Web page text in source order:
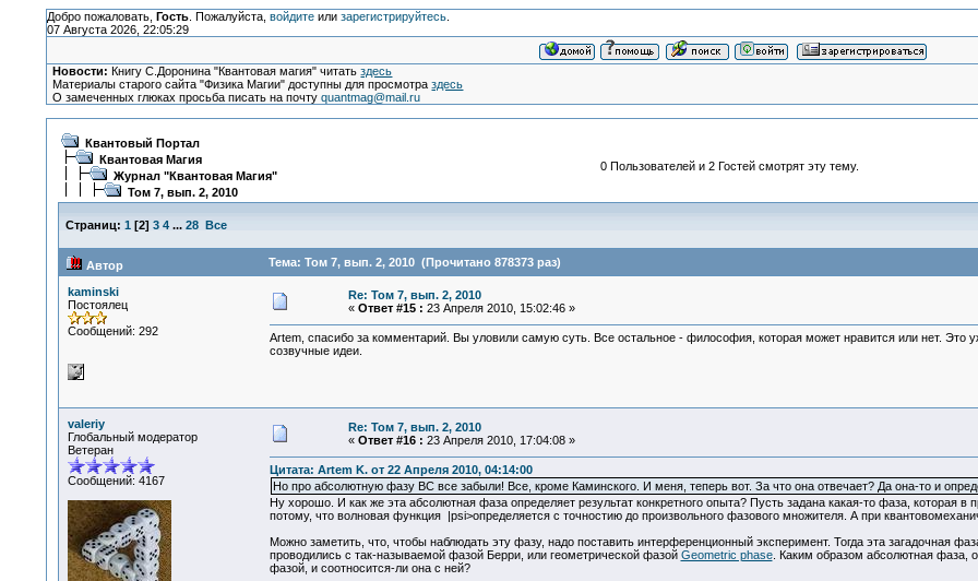
Добро пожаловать, Гость. Пожалуйста, войдитеили зарегистрируйтесь.
07 Августа 2026, 22:05:29
Новости: Книгу С.Доронина "Квантовая магия" читатьздесь
Материалы старого сайта "Физика Магии" доступны для просмотраздесь
О замеченных глюках просьба писать на почтуquantmag@mail.ru
Квантовый Портал
Квантовая Магия
Журнал "Квантовая Магия"
Том 7, вып. 2, 2010
0 Пользователей и 2 Гостей смотрят эту тему.
Страниц: 1 [2] 3 4 ... 28 Все
Автор Тема: Том 7, вып. 2, 2010 (Прочитано 878373 раз)
kaminski
Постоялец
Сообщений: 292
Re: Том 7, вып. 2, 2010
« Ответ #15 : 23 Апреля 2010, 15:02:46 »
Artem, спасибо за комментарий. Вы уловили самую суть. Все остальное - философия, которая может нравится или нет.
созвучные идеи.
valeriy
Глобальный модератор
Ветеран
Сообщений: 4167
Re: Том 7, вып. 2, 2010
« Ответ #16 : 23 Апреля 2010, 17:04:08 »
Цитата: Artem K. от 22 Апреля 2010, 04:14:00
Но про абсолютную фазу ВС все забыли! Все, кроме Каминского. И меня, теперь вот. За что она отвечает? Да она-то и
Ну хорошо. И как же эта абсолютная фаза определяет результат конкретного опыта? Пусть задана какая-то фаза, которая
потому, что волновая функция |psi>определяется с точностию до произвольного фазового множителя. А при
Можно заметить, что, чтобы наблюдать эту фазу, надо поставить интерференционный эксперимент. Тогда эта загадочная
проводились с так-называемой фазой Берри, или геометрической фазой Geometric phase. Каким образом абсолютная фаза,
фазой, и соотносится-ли она с ней?